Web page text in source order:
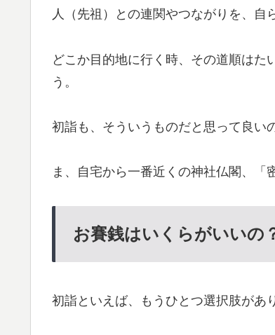
人（先祖）との連関やつながりを、自
どこか目的地に行く時、その道順はた
う。
初詣も、そういうものだと思って良い
ま、自宅から一番近くの神社仏閣、「
お賽銭はいくらがいいの
初詣といえば、もうひとつ選択肢があ